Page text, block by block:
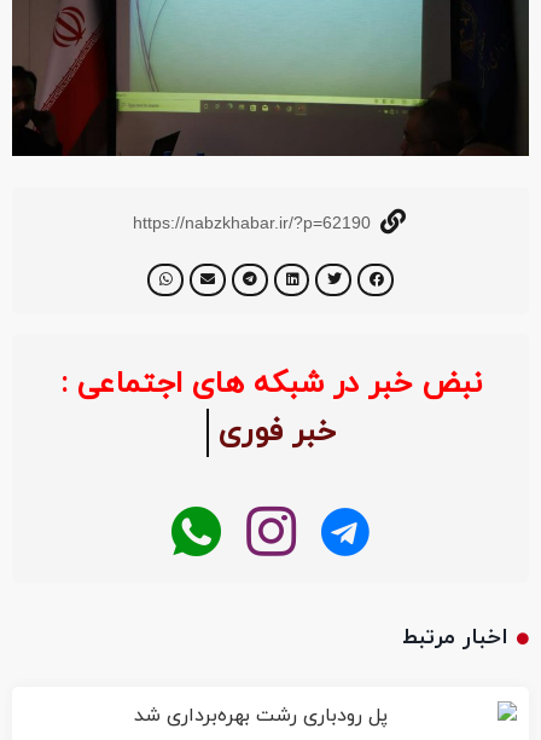
https://nabzkhabar.ir/?p=62190
نبض خبر در شبکه های اجتماعی :
خبر فوری
اخبار مرتبط